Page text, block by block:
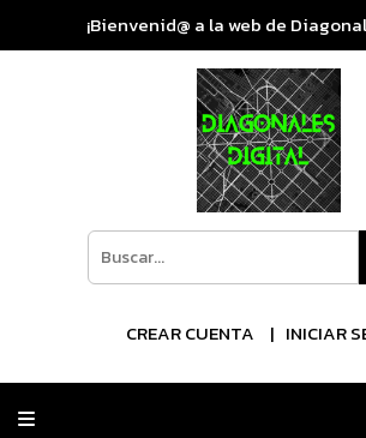
¡Bienvenid@ a la web de
CREAR CUENTA INICIAR